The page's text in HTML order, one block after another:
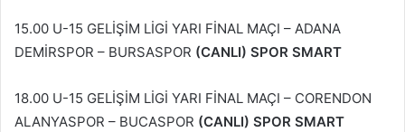
15.00 U-15 GELİŞİM LİGİ YARI FİNAL MAÇI – ADANA
DEMİRSPOR – BURSASPOR (CANLI) SPOR SMART
18.00 U-15 GELİŞİM LİGİ YARI FİNAL MAÇI – CORENDON
ALANYASPOR – BUCASPOR (CANLI) SPOR SMART